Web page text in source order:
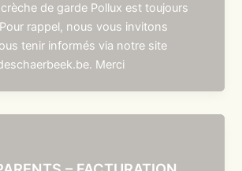
de garde Pollux est toujours
rappel, nous vous invitons
tenir informés via notre site
Merci